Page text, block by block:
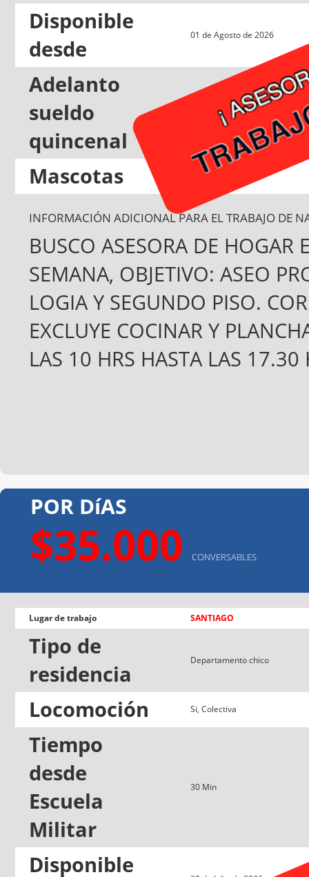
Disponible
desde
01 de Agosto de 2026
Adelanto
sueldo
quincenal
Mascotas
INFORMACIÓN ADICIONAL PARA EL TRABAJO DE
BUSCO ASESORA DE HOGAR
SEMANA, OBJETIVO: ASEO
LOGIA Y SEGUNDO PISO.
EXCLUYE COCINAR Y
LAS 10 HRS HASTA LAS
POR DíAS
$35.000 CONVERSABLES
Lugar de trabajo SANTIAGO
Tipo de
residencia
Departamento chico
Locomoción Si, Colectiva
Tiempo
desde
Escuela
Militar
30 Min
Disponible